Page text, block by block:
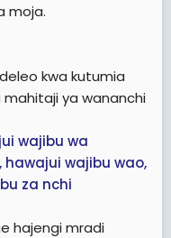
moja.
kwa kutumia
mahitaji ya wananchi
wajibu wa
hawajui wajibu wao,
za nchi
hajengi mradi